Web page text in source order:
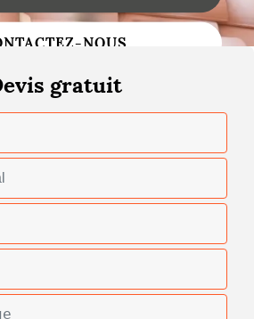
de toiture
Gouttières
de toiture
NOUS
gratuit